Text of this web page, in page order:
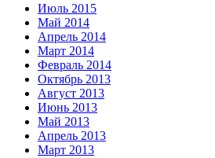
Июль 2015
Май 2014
Апрель 2014
Март 2014
Февраль 2014
Октябрь 2013
Август 2013
Июнь 2013
Май 2013
Апрель 2013
Март 2013